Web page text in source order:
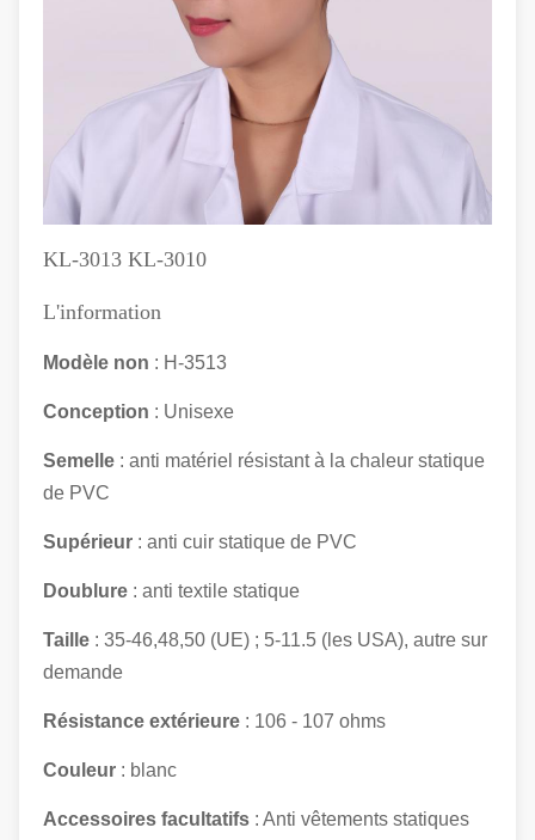
KL-3013 KL-3010
L'information
Modèle non : H-3513
Conception : Unisexe
Semelle : anti matériel résistant à la chaleur statique
de PVC
Supérieur : anti cuir statique de PVC
Doublure : anti textile statique
Taille : 35-46,48,50 (UE) ; 5-11.5 (les USA), autre sur
demande
Résistance extérieure : 106 - 107 ohms
Couleur : blanc
Accessoires facultatifs : Anti vêtements statiques